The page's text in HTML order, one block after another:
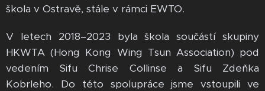
škola v Ostravě, stále v rámci EWTO.
V letech 2018–2023 byla škola součástí skupiny
HKWTA (Hong Kong Wing Tsun Association) pod
vedením Sifu Chrise Collinse a Sifu Zdeňka
Kobrleho. Do této spolupráce jsme vstoupili ve